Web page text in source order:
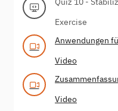
Exercise
Anwendungen
Video
Video